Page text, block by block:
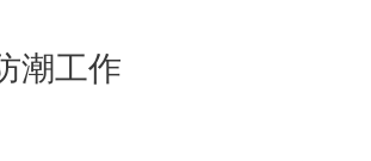
潮工作